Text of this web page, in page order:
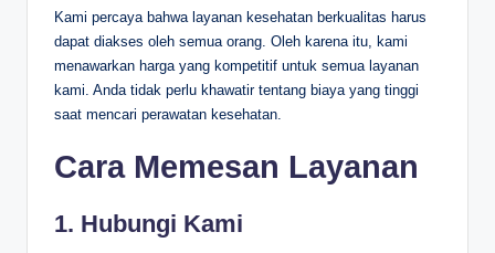
Kami percaya bahwa layanan kesehatan berkualitas harus
dapat diakses oleh semua orang. Oleh karena itu, kami
menawarkan harga yang kompetitif untuk semua layanan
kami. Anda tidak perlu khawatir tentang biaya yang tinggi
saat mencari perawatan kesehatan.
Cara Memesan Layanan
1. Hubungi Kami